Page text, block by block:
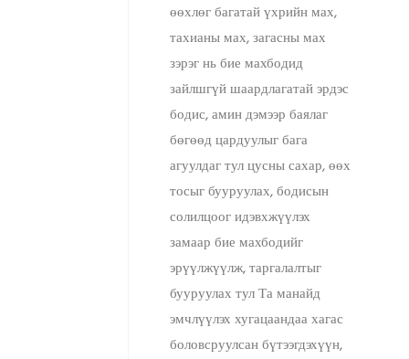
өөхлөг багатай үхрийн мах,
тахианы мах, загасны мах
зэрэг нь бие махбодид
зайлшгүй шаардлагатай эрдэс
бодис, амин дэмээр баялаг
бөгөөд цардуулыг бага
агуулдаг тул цусны сахар, өөх
тосыг бууруулах, бодисын
солилцоог идэвхжүүлэх
замаар бие махбодийг
эрүүлжүүлж, таргалалтыг
бууруулах тул Та манайд
эмчлүүлэх хугацаандаа хагас
боловсруулсан бүтээгдэхүүн,